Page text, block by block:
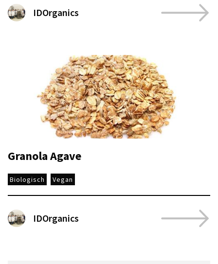
IDOrganics
Granola Agave
Biologisch Vegan
IDOrganics